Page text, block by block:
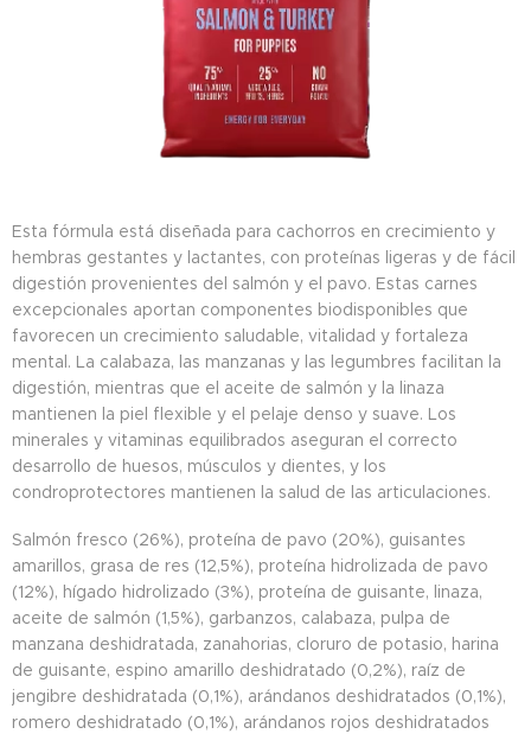
Esta fórmula está diseñada para cachorros en crecimiento y
hembras gestantes y lactantes, con proteínas ligeras y de fácil
digestión provenientes del salmón y el pavo. Estas carnes
excepcionales aportan componentes biodisponibles que
favorecen un crecimiento saludable, vitalidad y fortaleza
mental. La calabaza, las manzanas y las legumbres facilitan la
digestión, mientras que el aceite de salmón y la linaza
mantienen la piel flexible y el pelaje denso y suave. Los
minerales y vitaminas equilibrados aseguran el correcto
desarrollo de huesos, músculos y dientes, y los
condroprotectores mantienen la salud de las articulaciones.
Salmón fresco (26%), proteína de pavo (20%), guisantes
amarillos, grasa de res (12,5%), proteína hidrolizada de pavo
(12%), hígado hidrolizado (3%), proteína de guisante, linaza,
aceite de salmón (1,5%), garbanzos, calabaza, pulpa de
manzana deshidratada, zanahorias, cloruro de potasio, harina
de guisante, espino amarillo deshidratado (0,2%), raíz de
jengibre deshidratada (0,1%), arándanos deshidratados (0,1%),
romero deshidratado (0,1%), arándanos rojos deshidratados